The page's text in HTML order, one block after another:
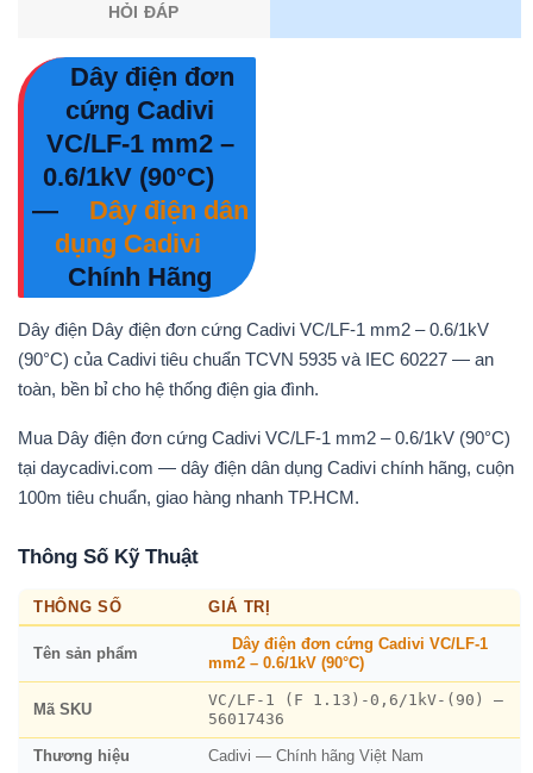
HỎI ĐÁP
Dây điện đơn
cứng Cadivi
VC/LF-1 mm2 –
0.6/1kV (90°C)
—
Dây điện dân
dụng Cadivi
Chính Hãng
Dây điện Dây điện đơn cứng Cadivi VC/LF-1 mm2 – 0.6/1kV
(90°C) của Cadivi tiêu chuẩn TCVN 5935 và IEC 60227 — an
toàn, bền bỉ cho hệ thống điện gia đình.
Mua Dây điện đơn cứng Cadivi VC/LF-1 mm2 – 0.6/1kV (90°C)
tại daycadivi.com — dây điện dân dụng Cadivi chính hãng, cuộn
100m tiêu chuẩn, giao hàng nhanh TP.HCM.
Thông Số Kỹ Thuật
THÔNG SỐ GIÁ TRỊ
Tên sản phẩm
Dây điện đơn cứng Cadivi VC/LF-1
mm2 – 0.6/1kV (90°C)
Mã SKU
VC/LF-1 (F 1.13)-0,6/1kV-(90) –
56017436
Thương hiệu Cadivi — Chính hãng Việt Nam